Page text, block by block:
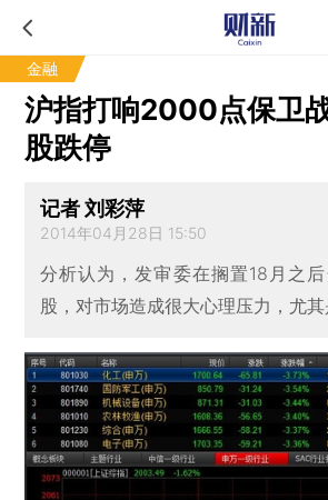
金融
沪指打响2000点保卫
股跌停
记者 刘彩萍
2014年04月28日 15:50
分析认为，发审委在搁置18月之
股，对市场造成很大心理压力，尤